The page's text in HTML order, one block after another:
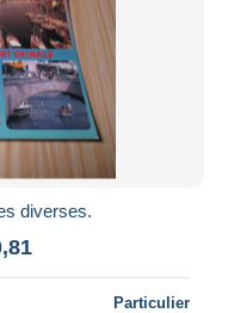
diverses.
Particulier